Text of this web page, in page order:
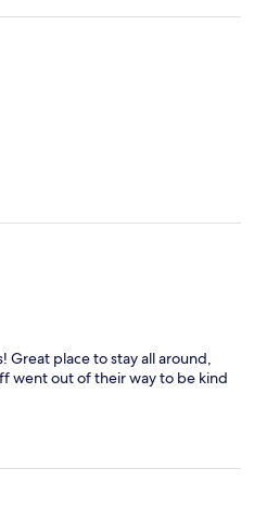
Great place to stay all around,
went out of their way to be kind